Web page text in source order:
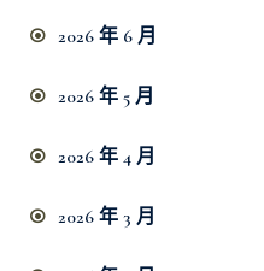
2026 年 6 月
2026 年 5 月
2026 年 4 月
2026 年 3 月